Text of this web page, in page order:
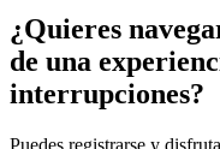
¿Quieres
de una
interrupciones?
Puedes registrarse y